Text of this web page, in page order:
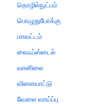
தொழில்நுட்பம்
பொழுதுபோக்கு
மாவட்டம்
லைஃப்ஸ்டைல்
வானிலை
விளையாட்டு
வேலை வாய்ப்பு